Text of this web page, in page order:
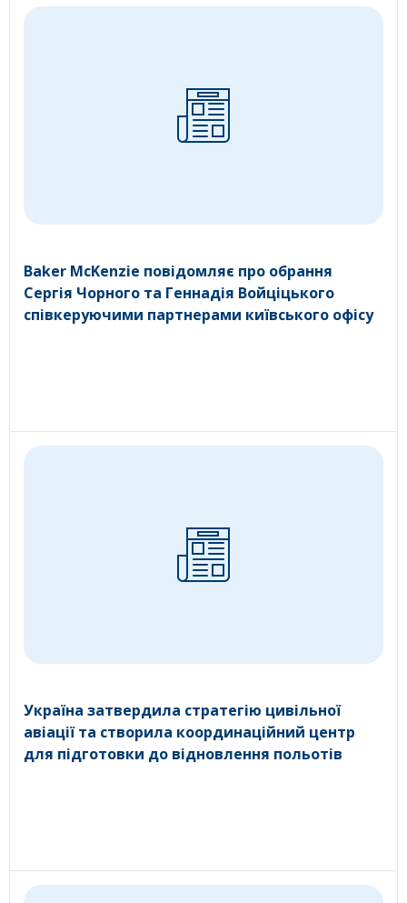
Baker McKenzie повідомляє про обрання
Сергія Чорного та Геннадія Войціцького
співкеруючими партнерами київського офісу
Україна затвердила стратегію цивільної
авіації та створила координаційний центр
для підготовки до відновлення польотів